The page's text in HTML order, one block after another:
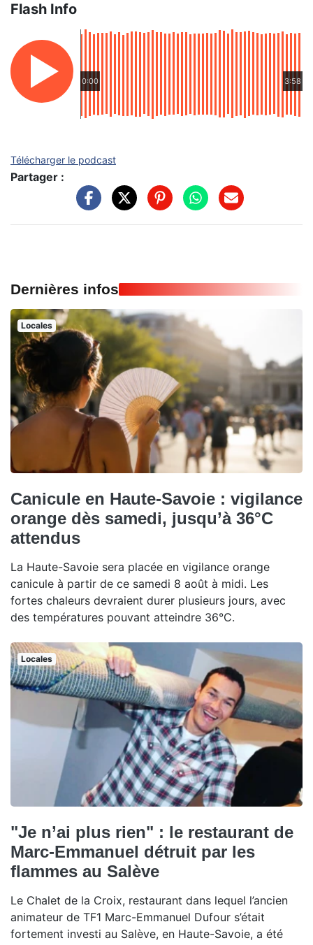
Flash Info
0:00 3:58
Télécharger le podcast
Partager :
Dernières infos
Locales
Canicule en Haute-Savoie : vigilance
orange dès samedi, jusqu’à 36°C
attendus
La Haute-Savoie sera placée en vigilance orange
canicule à partir de ce samedi 8 août à midi. Les
fortes chaleurs devraient durer plusieurs jours, avec
des températures pouvant atteindre 36°C.
Locales
"Je n’ai plus rien" : le restaurant de
Marc-Emmanuel détruit par les
flammes au Salève
Le Chalet de la Croix, restaurant dans lequel l’ancien
animateur de TF1 Marc-Emmanuel Dufour s’était
fortement investi au Salève, en Haute-Savoie, a été